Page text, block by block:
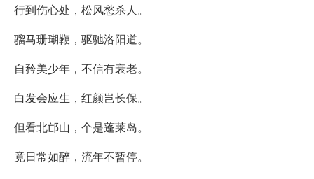
行到伤心处，松风愁杀人。
骝马珊瑚鞭，驱驰洛阳道。
自矜美少年，不信有衰老。
白发会应生，红颜岂长保。
但看北邙山，个是蓬莱岛。
竟日常如醉，流年不暂停。